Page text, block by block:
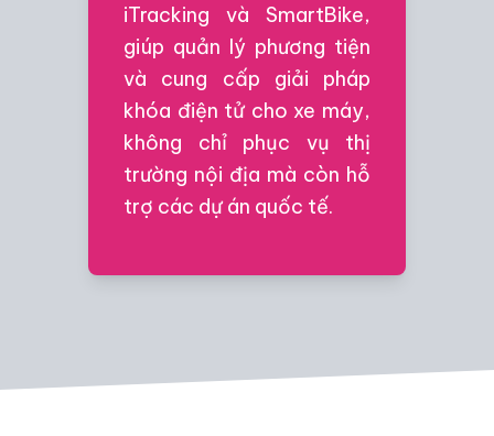
iTracking và SmartBike,
giúp quản lý phương tiện
và cung cấp giải pháp
khóa điện tử cho xe máy,
không chỉ phục vụ thị
trường nội địa mà còn hỗ
trợ các dự án quốc tế.